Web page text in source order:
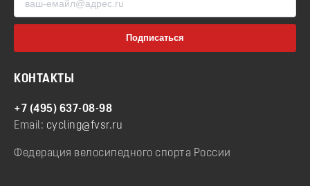
КОНТАКТЫ
+7 (495) 637-08-98
Email: cycling@fvsr.ru
Федерация велосипедного спорта России